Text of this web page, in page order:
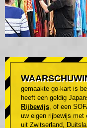
gemaakte go-kart is
heeft een geldig
Rijbewijs, of een
uw eigen rijbewijs met
uit Zwitserland,